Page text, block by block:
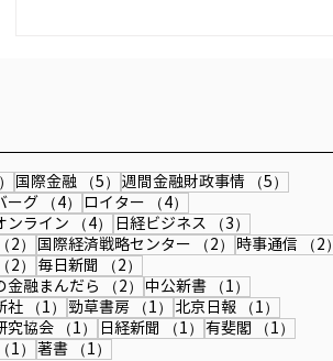
されました。
15件の記事
国際金融 （5） 5件の記事
週間金融財政事情 （5）
ーグ
（4） 4件の記事
ロイター （4）
ンライン
（4） 4件の記事
日経ビジネス （3）
（2） 2件の記事
国際経済戦略センター （2） 2件の記事
時事通信 （2）
（2） 2件の記事
毎日新聞 （2）
金融まんだら
（2） 2件の記事
中公新書 （1）
社
（1） 1件の記事
勁草書房 （1） 1件の記事
北京日報 （1）
究協会
（1） 1件の記事
日経新聞 （1） 1件の記事
有斐閣 （1）
（1） 1件の記事
著書 （1）